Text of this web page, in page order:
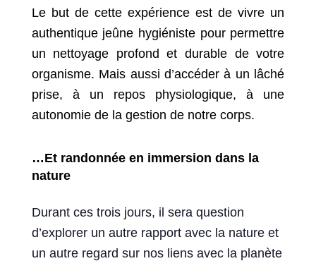
Le but de cette expérience est de vivre un
authentique jeûne hygiéniste pour permettre
un nettoyage profond et durable de votre
organisme. Mais aussi d’accéder à un lâché
prise, à un repos physiologique, à une
autonomie de la gestion de notre corps.
…Et randonnée en immersion dans la
nature
Durant ces trois jours, il sera question
d’explorer un autre rapport avec la nature et
un autre regard sur nos liens avec la planète